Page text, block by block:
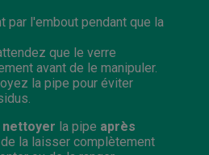
par l'embout pendant que la
que le verre
avant de le manipuler.
la pipe pour éviter
nettoyer la pipe après
la laisser complètement